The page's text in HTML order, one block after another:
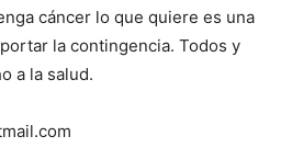
cáncer lo que quiere es una
la contingencia. Todos y
a la salud.